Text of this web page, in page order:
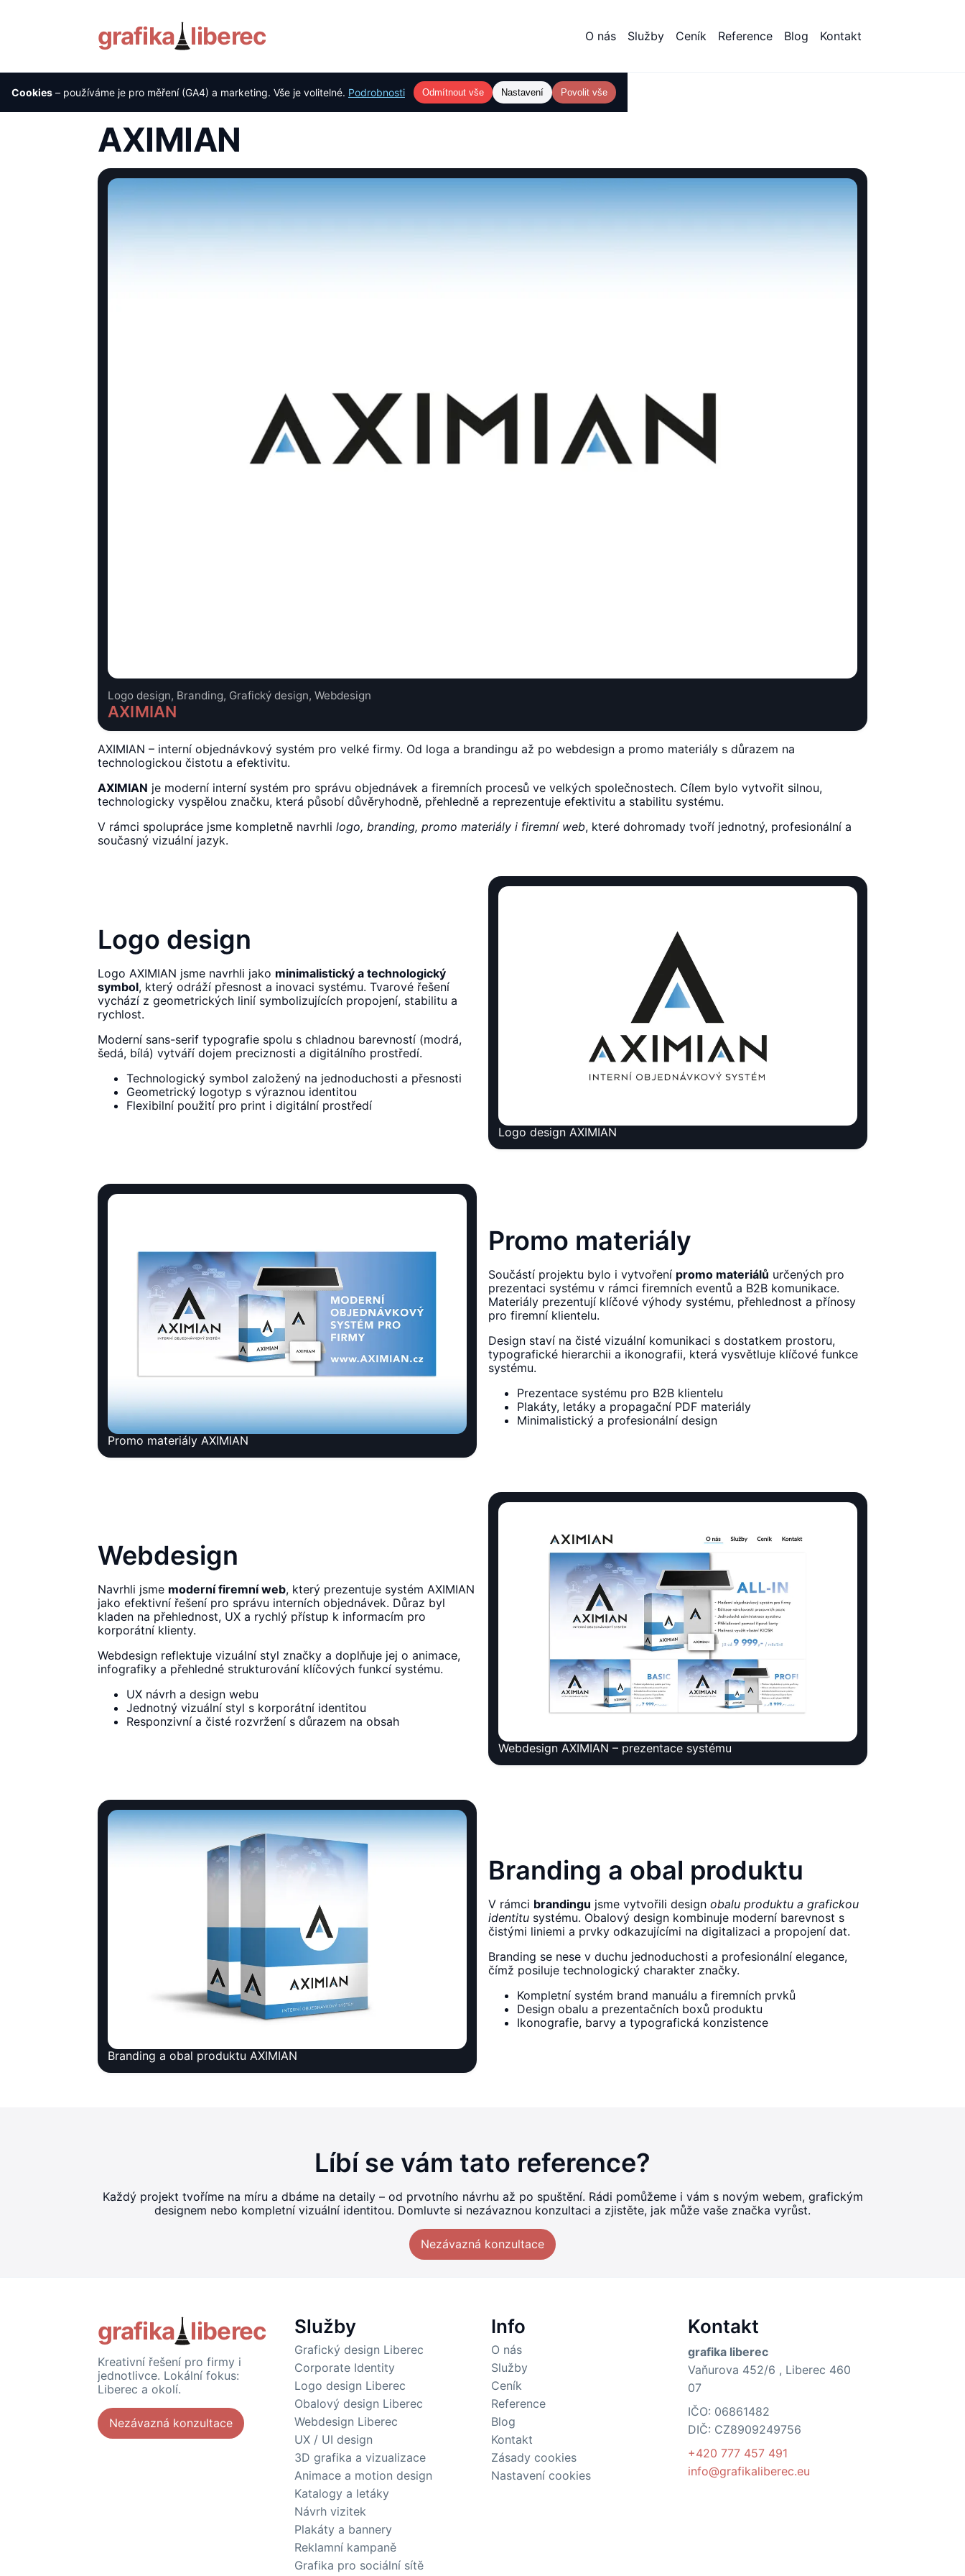
grafika liberec O nás Služby Ceník Reference Blog Kontakt
Cookies – používáme je pro měření (GA4) a marketing. Vše je volitelné. Podrobnosti Odmítnout vše Nastavení Povolit vše
Úvod › Reference AXIMIAN
AXIMIAN
Logo design, Branding, Grafický design, Webdesign
AXIMIAN
AXIMIAN – interní objednávkový systém pro velké firmy. Od loga a brandingu až po webdesign a promo materiály s důrazem na
technologickou čistotu a efektivitu.
AXIMIAN je moderní interní systém pro správu objednávek a firemních procesů ve velkých společnostech. Cílem bylo vytvořit silnou,
technologicky vyspělou značku, která působí důvěryhodně, přehledně a reprezentuje efektivitu a stabilitu systému.
V rámci spolupráce jsme kompletně navrhli logo, branding, promo materiály i firemní web, které dohromady tvoří jednotný, profesionální a
současný vizuální jazyk.
Logo design
Logo AXIMIAN jsme navrhli jako minimalistický a technologický
symbol, který odráží přesnost a inovaci systému. Tvarové řešení
vychází z geometrických linií symbolizujících propojení, stabilitu a
rychlost.
Moderní sans-serif typografie spolu s chladnou barevností (modrá,
šedá, bílá) vytváří dojem preciznosti a digitálního prostředí.
Technologický symbol založený na jednoduchosti a přesnosti
Geometrický logotyp s výraznou identitou
Flexibilní použití pro print i digitální prostředí
Logo design AXIMIAN
Promo materiály AXIMIAN
Promo materiály
Součástí projektu bylo i vytvoření promo materiálů určených pro
prezentaci systému v rámci firemních eventů a B2B komunikace.
Materiály prezentují klíčové výhody systému, přehlednost a přínosy
pro firemní klientelu.
Design staví na čisté vizuální komunikaci s dostatkem prostoru,
typografické hierarchii a ikonografii, která vysvětluje klíčové funkce
systému.
Prezentace systému pro B2B klientelu
Plakáty, letáky a propagační PDF materiály
Minimalistický a profesionální design
Webdesign
Navrhli jsme moderní firemní web, který prezentuje systém AXIMIAN
jako efektivní řešení pro správu interních objednávek. Důraz byl
kladen na přehlednost, UX a rychlý přístup k informacím pro
korporátní klienty.
Webdesign reflektuje vizuální styl značky a doplňuje jej o animace,
infografiky a přehledné strukturování klíčových funkcí systému.
UX návrh a design webu
Jednotný vizuální styl s korporátní identitou
Responzivní a čisté rozvržení s důrazem na obsah
Webdesign AXIMIAN – prezentace systému
Branding a obal produktu AXIMIAN
Branding a obal produktu
V rámci brandingu jsme vytvořili design obalu produktu a grafickou
identitu systému. Obalový design kombinuje moderní barevnost s
čistými liniemi a prvky odkazujícími na digitalizaci a propojení dat.
Branding se nese v duchu jednoduchosti a profesionální elegance,
čímž posiluje technologický charakter značky.
Kompletní systém brand manuálu a firemních prvků
Design obalu a prezentačních boxů produktu
Ikonografie, barvy a typografická konzistence
Líbí se vám tato reference?
Každý projekt tvoříme na míru a dbáme na detaily – od prvotního návrhu až po spuštění. Rádi pomůžeme i vám s novým webem, grafickým
designem nebo kompletní vizuální identitou. Domluvte si nezávaznou konzultaci a zjistěte, jak může vaše značka vyrůst.
Nezávazná konzultace
grafika liberec
Kreativní řešení pro firmy i
jednotlivce. Lokální fokus:
Liberec a okolí.
Nezávazná konzultace
Služby
Grafický design Liberec
Corporate Identity
Logo design Liberec
Obalový design Liberec
Webdesign Liberec
UX / UI design
3D grafika a vizualizace
Animace a motion design
Katalogy a letáky
Návrh vizitek
Plakáty a bannery
Reklamní kampaně
Grafika pro sociální sítě
Info
O nás
Služby
Ceník
Reference
Blog
Kontakt
Zásady cookies
Nastavení cookies
Kontakt
grafika liberec
Vaňurova 452/6 , Liberec 460
07
IČO: 06861482
DIČ: CZ8909249756
+420 777 457 491
info@grafikaliberec.eu